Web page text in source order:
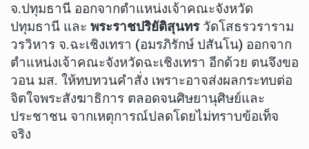
จ.ปทุมธานี ออกจากตำแหน่งเจ้าคณะจังหวัด
ปทุมธานี และ พระราชปริยัติสุนทรวัดโสธรวราราม
วรวิหาร จ.ฉะเชิงเทรา (อมรภิรักษ์ ปสันโน) ออกจาก
ตำแหน่งเจ้าคณะจังหวัดฉะเชิงเทรา อีกด้วย ตนจึงขอ
วอน มส. ให้ทบทวนคำสั่ง เพราะอาจส่งผลกระทบต่อ
จิตใจพระสังฆาธิการ ตลอดจนศิษยานุศิษย์และ
ประชาชน จากเหตุการณ์ปลดโดยไม่ทราบข้อเท็จ
จริง